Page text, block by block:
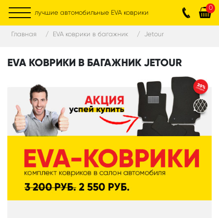
лучшие автомобильные EVA коврики
0
Главная EVA коврики в багажник Jetour
EVA КОВРИКИ В БАГАЖНИК JETOUR